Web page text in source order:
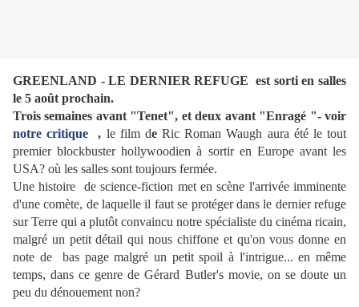
GREENLAND - LE DERNIER REFUGE est sorti en salles
le 5 août prochain.
Trois semaines avant "Tenet", et deux avant "Enragé "- voir
notre critique
, le film deRic Roman Waugh aura été le tout
premier blockbuster hollywoodien à sortir en Europe avant les
USA? où les salles sont toujours fermée.
Une histoire de science-fiction met en scène l'arrivée imminente
d'une comète, de laquelle il faut se protéger dans le dernier refuge
sur Terre qui a plutôt convaincu notre spécialiste du cinéma ricain,
malgré un petit détail qui nous chiffone et qu'on vous donne en
note de bas page malgré un petit spoil à l'intrigue... en même
temps, dans ce genre de Gérard Butler's movie, on se doute un
peu du dénouement non?